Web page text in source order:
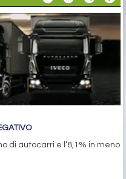
di autocarri e l’8,1% in meno